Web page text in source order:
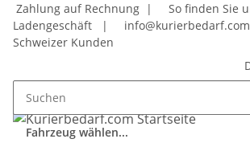
Zahlung auf Rechnung |
So finden Sie
Ladengeschäft
| info@kurierbedarf.com
Schweizer Kunden
Fahrzeug wählen...